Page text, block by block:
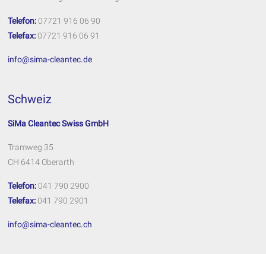
Telefon: 07721 916 06 90
Telefax: 07721 916 06 91
info@sima-cleantec.de
Schweiz
SiMa Cleantec Swiss GmbH
Tramweg 35
CH 6414 Oberarth
Telefon: 041 790 2900
Telefax: 041 790 2901
info@sima-cleantec.ch